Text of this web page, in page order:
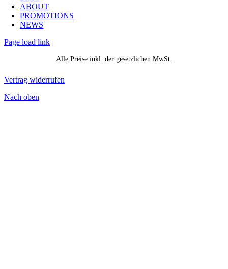
ABOUT
PROMOTIONS
NEWS
Page load link
Alle Preise inkl. der gesetzlichen MwSt.
Vertrag widerrufen
Nach oben